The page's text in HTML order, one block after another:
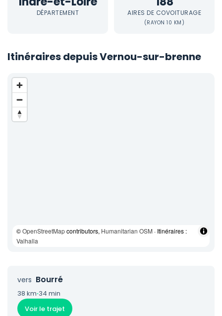
DÉPARTEMENT AIRES DE COVOITURAGE
(RAYON 10 KM)
Itinéraires depuis Vernou-sur-brenne
©OpenStreetMapcontributors, Humanitarian OSM · Itinéraires :
Valhalla
vers Bourré
38 km·34 min
Voir le trajet